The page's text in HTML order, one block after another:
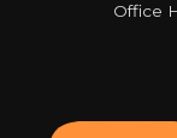
Office